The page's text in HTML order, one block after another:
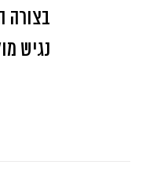
בצורה
נגיש